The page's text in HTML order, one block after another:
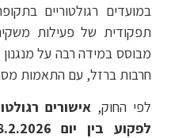
במועדים רגולטוריים
תפקודית של פעילות
מבוסס במידה רבה על
חרבות ברזל, עם התאמות
לפי החוק, אישורים